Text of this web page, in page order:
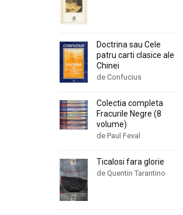
Doctrina sau Cele
patru carti clasice ale
Chinei
de Confucius
Colectia completa
Fracurile Negre (8
volume)
de Paul Feval
Ticalosi fara glorie
de Quentin Tarantino